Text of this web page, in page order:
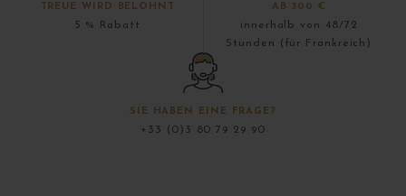
TREUE WIRD BELOHNT
5 % Rabatt
AB 300 €
innerhalb von 48/72
Stunden (für Frankreich)
SIE HABEN EINE FRAGE?
+33 (0)3 80 79 29 90